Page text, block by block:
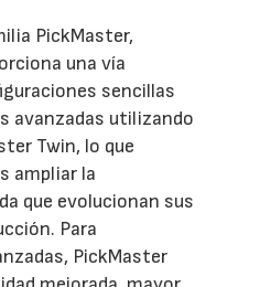
PickMaster,
una vía
sencillas
avanzadas utilizando
Twin, lo que
ampliar la
que evolucionan sus
Para
PickMaster